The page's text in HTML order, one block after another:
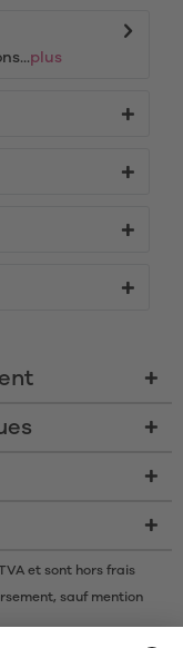
plus
et sont hors frais
sauf mention